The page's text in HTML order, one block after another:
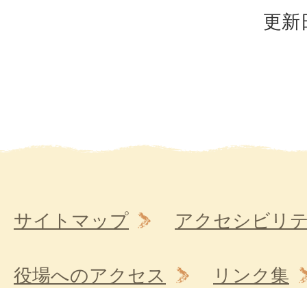
更新
サイトマップ アクセシビリ
役場へのアクセス リンク集